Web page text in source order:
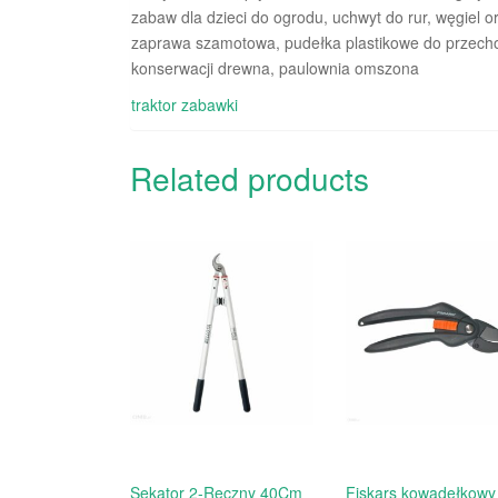
zabaw dla dzieci do ogrodu, uchwyt do rur, węgiel
zaprawa szamotowa, pudełka plastikowe do
konserwacji drewna, paulownia omszona
traktor zabawki
Related products
Sekator 2-Ręczny 40Cm Fiskars kowadełkowy